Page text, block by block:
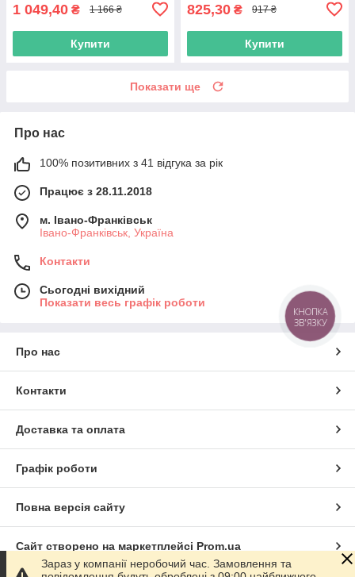
1 049,40 ₴ 1 166 ₴
Купити
825,30 ₴ 917 ₴
Купити
Показати ще
Про нас
100% позитивних з 41 відгука за рік
Працює з 28.11.2018
м. Івано-Франківськ
Івано-Франківськ, Україна
Контакти
Сьогодні вихідний
Показати весь графік роботи
Про нас
Контакти
Доставка та оплата
Графік роботи
Повна версія сайту
Сайт створено на маркетплейсі Prom.ua
Зараз у компанії неробочий час. Замовлення та
КНОПКА
ЗВ'ЯЗКУ